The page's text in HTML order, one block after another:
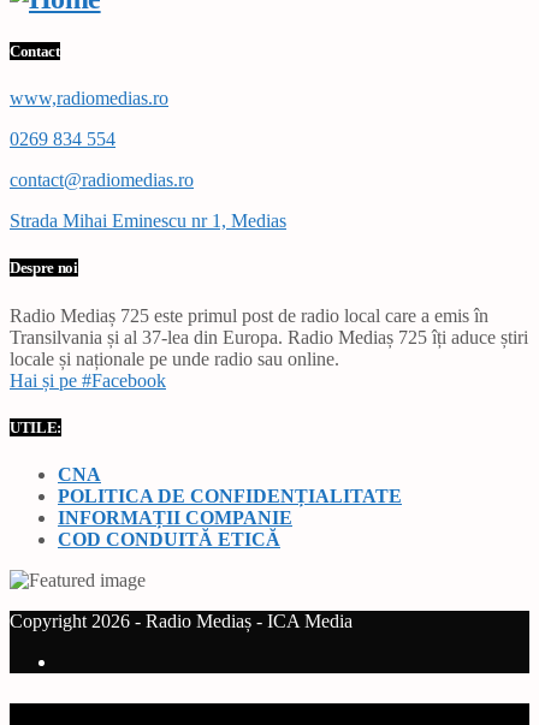
Contact
www,radiomedias.ro
0269 834 554
contact@radiomedias.ro
Strada Mihai Eminescu nr 1, Medias
Despre noi
Radio Mediaș 725 este primul post de radio local care a emis în
Transilvania și al 37-lea din Europa. Radio Mediaș 725 îți aduce știri
locale și naționale pe unde radio sau online.
Hai și pe #Facebook
UTILE:
CNA
POLITICA DE CONFIDENȚIALITATE
INFORMAȚII COMPANIE
COD CONDUITĂ ETICĂ
Copyright 2026 - Radio Mediaș - ICA Media